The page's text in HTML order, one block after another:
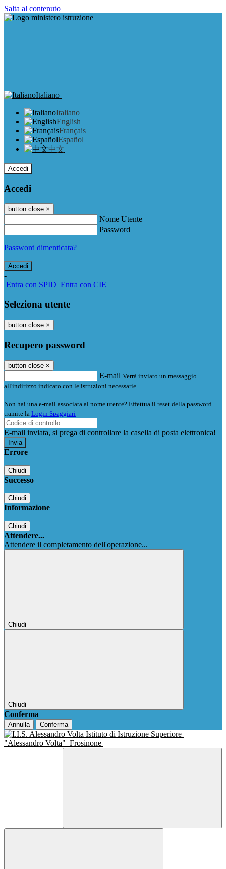
Salta al contenuto
Italiano
Italiano
English
Français
Español
中文
Accedi
Accedi
button close ×
Nome Utente
Password
Password dimenticata?
-
Entra con SPID Entra con CIE
Seleziona utente
button close ×
Recupero password
button close ×
E-mail Verrà inviato un messaggio
all'indirizzo indicato con le istruzioni necessarie.
Non hai una e-mail associata al nome utente? Effettua il reset della password
tramite la Login Spaggiari
E-mail inviata, si prega di controllare la casella di posta elettronica!
Errore
Chiudi
Successo
Chiudi
Informazione
Chiudi
Attendere...
Attendere il completamento dell'operazione...
Chiudi
Chiudi
Conferma
Annulla Conferma
Istituto di Istruzione Superiore
"Alessandro Volta" Frosinone